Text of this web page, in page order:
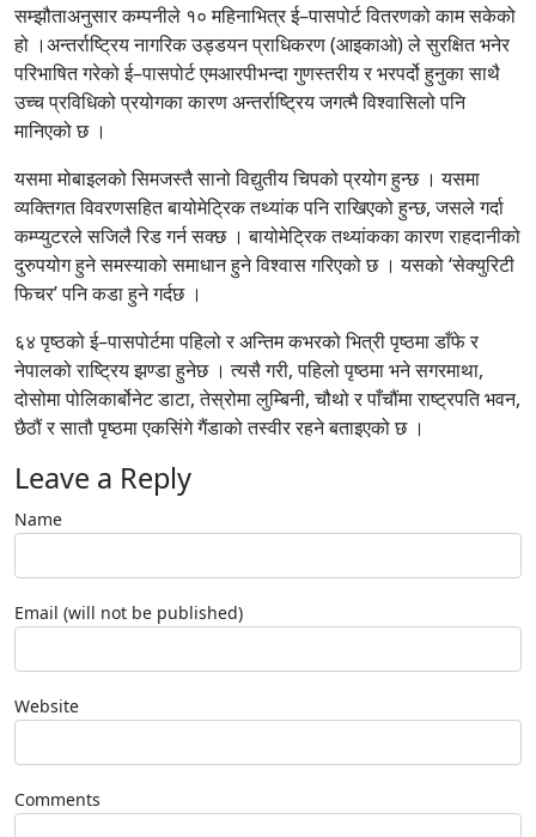
सम्झौताअनुसार कम्पनीले १० महिनाभित्र ई–पासपोर्ट वितरणको काम सकेको
हो ।अन्तर्राष्ट्रिय नागरिक उड्डयन प्राधिकरण (आइकाओ) ले सुरक्षित भनेर
परिभाषित गरेको ई–पासपोर्ट एमआरपीभन्दा गुणस्तरीय र भरपर्दो हुनुका साथै
उच्च प्रविधिको प्रयोगका कारण अन्तर्राष्ट्रिय जगत्मै विश्वासिलो पनि
मानिएको छ ।
यसमा मोबाइलको सिमजस्तै सानो विद्युतीय चिपको प्रयोग हुन्छ । यसमा
व्यक्तिगत विवरणसहित बायोमेट्रिक तथ्यांक पनि राखिएको हुन्छ, जसले गर्दा
कम्प्युटरले सजिलै रिड गर्न सक्छ । बायोमेट्रिक तथ्यांकका कारण राहदानीको
दुरुपयोग हुने समस्याको समाधान हुने विश्वास गरिएको छ । यसको ‘सेक्युरिटी
फिचर’ पनि कडा हुने गर्दछ ।
६४ पृष्ठको ई–पासपोर्टमा पहिलो र अन्तिम कभरको भित्री पृष्ठमा डाँफे र
नेपालको राष्ट्रिय झण्डा हुनेछ । त्यसै गरी, पहिलो पृष्ठमा भने सगरमाथा,
दोसोमा पोलिकार्बोनेट डाटा, तेस्रोमा लुम्बिनी, चौथो र पाँचौंमा राष्ट्रपति भवन,
छैठौं र सातौ पृष्ठमा एकसिंगे गैंडाको तस्वीर रहने बताइएको छ ।
Leave a Reply
Name
Email (will not be published)
Website
Comments